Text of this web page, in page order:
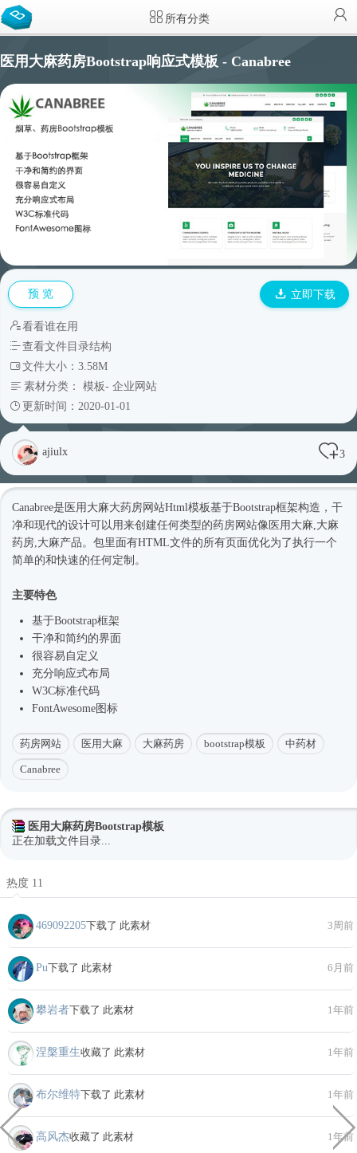
所有分类
医用大麻药房Bootstrap响应式模板 - Canabree
预 览 立即下载
看看谁在用
查看文件目录结构
文件大小：3.58M
素材分类： 模板- 企业网站
更新时间：2020-01-01
ajiulx 3
Canabree是医用大麻大药房网站Html模板基于Bootstrap框架构造，干
净和现代的设计可以用来创建任何类型的药房网站像医用大麻,大麻
药房,大麻产品。包里面有HTML文件的所有页面优化为了执行一个
简单的和快速的任何定制。
主要特色
基于Bootstrap框架
干净和简约的界面
很容易自定义
充分响应式布局
W3C标准代码
FontAwesome图标
药房网站 医用大麻 大麻药房 bootstrap模板 中药材
Canabree
医用大麻药房Bootstrap模板
正在加载文件目录...
热度 11
469092205下载了 此素材 3周前
Pu下载了 此素材 6月前
攀岩者下载了 此素材 1年前
涅槃重生收藏了 此素材 1年前
布尔维特下载了 此素材 1年前
高风杰收藏了 此素材 1年前